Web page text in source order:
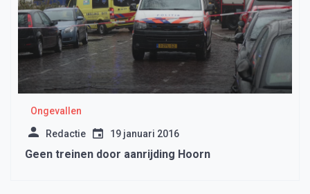
Ongevallen
Redactie 19 januari 2016
Geen treinen door aanrijding Hoorn